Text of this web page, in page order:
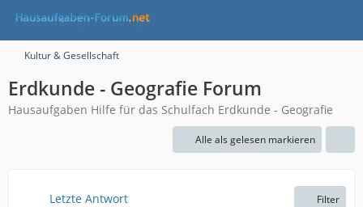
Kultur & Gesellschaft
Erdkunde - Geografie Forum
Hausaufgaben Hilfe für das Schulfach Erdkunde - Geografie
Alle als gelesen markieren
Letzte Antwort Filter